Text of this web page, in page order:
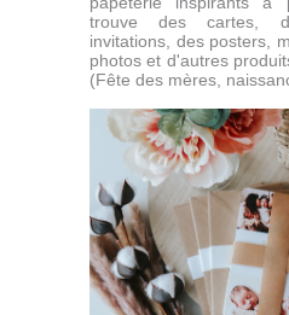
trouve des cartes,
invitations, des posters,
photos et d'autres
(Fête des mères,